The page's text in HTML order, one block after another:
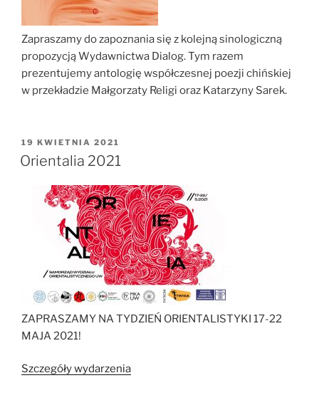
Zapraszamy do zapoznania się z kolejną sinologiczną
propozycją Wydawnictwa Dialog. Tym razem
prezentujemy antologię współczesnej poezji chińskiej
w przekładzie Małgorzaty Religi oraz Katarzyny Sarek.
OPUBLIKOWANE
W
19 KWIETNIA 2021
Orientalia 2021
ZAPRASZAMY NA TYDZIEŃ ORIENTALISTYKI 17-22
MAJA 2021!
Szczegóły wydarzenia